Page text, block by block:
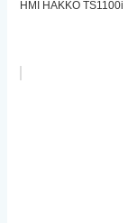
HMI HAKKO TS1100i